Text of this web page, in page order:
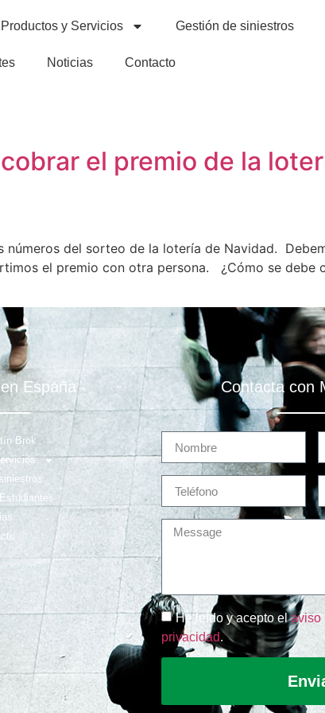
Productos y Servicios Gestión de siniestros
Noticias Contacto
el premio de la
del sorteo de la lotería de Navidad.
el premio con otra persona. ¿Cómo se debe
España
Brok
Contacta con
He leído y acepto elaviso
privacidad.